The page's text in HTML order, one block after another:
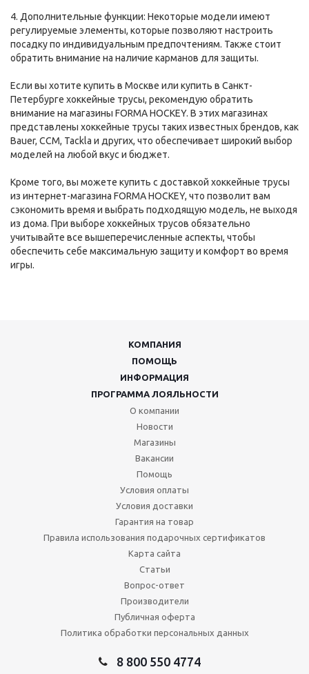
4. Дополнительные функции: Некоторые модели имеют
регулируемые элементы, которые позволяют настроить
посадку по индивидуальным предпочтениям. Также стоит
обратить внимание на наличие карманов для защиты.
Если вы хотите купить в Москве или купить в Санкт-
Петербурге хоккейные трусы, рекомендую обратить
внимание на магазины FORMA HOCKEY. В этих магазинах
представлены хоккейные трусы таких известных брендов, как
Bauer, CCM, Tackla и других, что обеспечивает широкий выбор
моделей на любой вкус и бюджет.
Кроме того, вы можете купить с доставкой хоккейные трусы
из интернет-магазина FORMA HOCKEY, что позволит вам
сэкономить время и выбрать подходящую модель, не выходя
из дома. При выборе хоккейных трусов обязательно
учитывайте все вышеперечисленные аспекты, чтобы
обеспечить себе максимальную защиту и комфорт во время
игры.
КОМПАНИЯ
ПОМОЩЬ
ИНФОРМАЦИЯ
ПРОГРАММА ЛОЯЛЬНОСТИ
О компании
Новости
Магазины
Вакансии
Помощь
Условия оплаты
Условия доставки
Гарантия на товар
Правила использования подарочных сертификатов
Карта сайта
Статьи
Вопрос-ответ
Производители
Публичная оферта
Политика обработки персональных данных
8 800 550 4774